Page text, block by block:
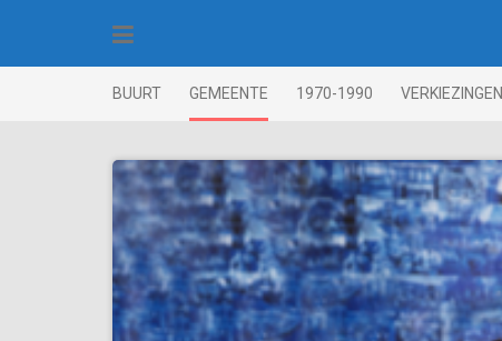
BUURT GEMEENTE 1970-1990 VERKIEZINGEN